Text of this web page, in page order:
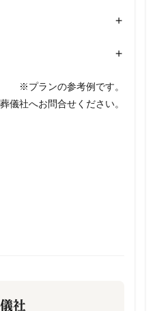
+
+
※プランの参考例です。
儀社へお問合せください。
社